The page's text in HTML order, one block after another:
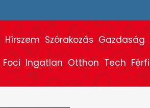
Hírszem Szórakozás Gazdaság
Foci Ingatlan Otthon Tech